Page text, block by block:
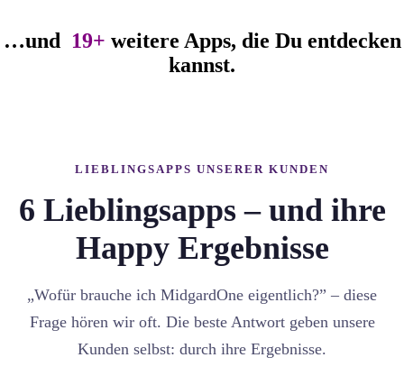
…und 19+ weitere Apps, die Du entdecken
kannst.
LIEBLINGSAPPS UNSERER KUNDEN
6 Lieblingsapps – und ihre
Happy Ergebnisse
„Wofür brauche ich MidgardOne eigentlich?” – diese
Frage hören wir oft. Die beste Antwort geben unsere
Kunden selbst: durch ihre Ergebnisse.